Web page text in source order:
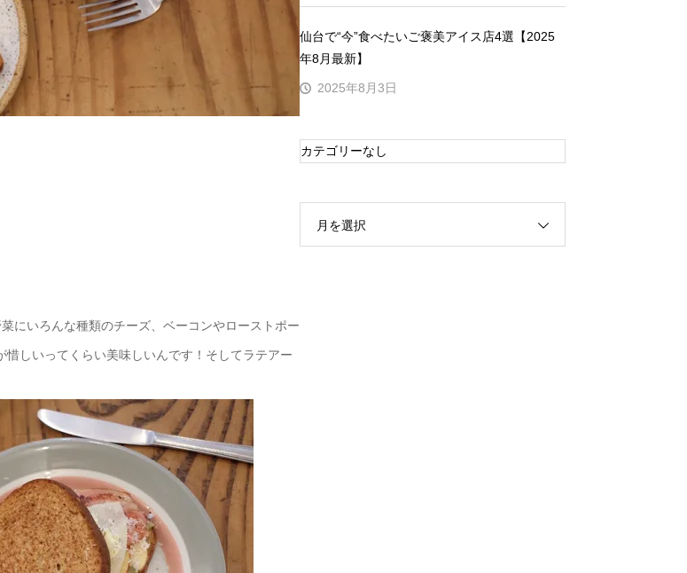
にいろんな種類のチーズ、ベーコンやローストポー
しいってくらい美味しいんです！そしてラテアー
仙台で“今”食べたいご褒美アイス店4選【2025
年8月最新】
2025年8月3日
カテゴリーなし
月を選択